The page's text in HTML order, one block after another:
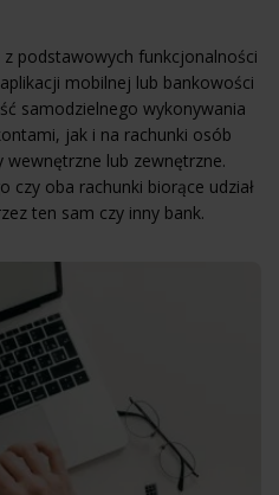
podstawowych funkcjonalności
mobilnej lub bankowości
samodzielnego wykonywania
jak i na rachunki osób
lub zewnętrzne.
czy oba rachunki biorące udział
ten sam czy inny bank.